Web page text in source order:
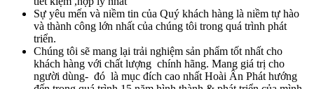
Sự yêu mến và niềm tin của Quý khách hàng là niềm tự hào
và thành công lớn nhất của chúng tôi trong quá trình phát
triển.
Chúng tôi sẽ mang lại trải nghiệm sản phẩm tốt nhất cho
khách hàng với chất lượng chính hãng. Mang giá trị cho
người dùng- đó là mục đích cao nhất Hoài Ân Phát hướng